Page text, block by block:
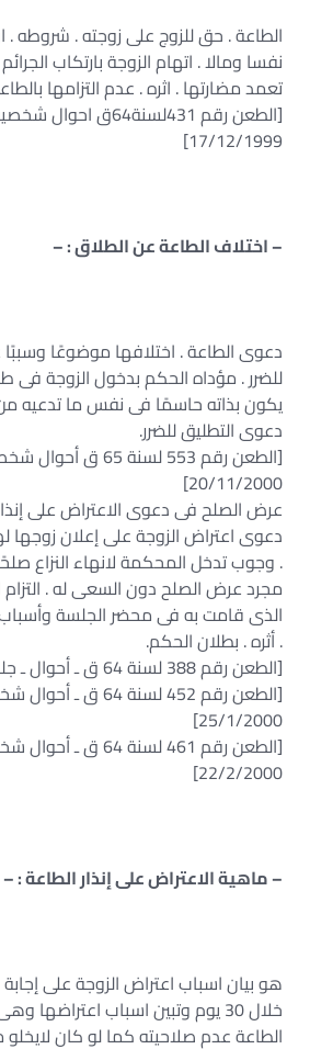
الطاعة . حق للزوج على زوجته . شروطه .
نفسا ومالا . اتهام الزوجة بارتكاب
تعمد مضارتها . اثره . عدم التزامها
[الطعن رقم 431لسنة64ق
17/12/1999]
– اختلاف الطاعة عن الطلاق : –
دعوى الطاعة . اختلافها موضوعًا
للضرر . مؤداه الحكم بدخول الزوجة فى
يكون بذاته حاسمًا فى نفس ما تدعيه
دعوى التطليق للضرر.
[الطعن رقم 553 لسنة 65
20/11/2000]
عرض الصلح فى دعوى الاعتراض على
دعوى اعتراض الزوجة على إعلان زوجها
. وجوب تدخل المحكمة لانهاء النزاع
مجرد عرض الصلح دون السعى له . التزام
الذى قامت به فى محضر الجلسة
. أثره . بطلان الحكم.
[الطعن رقم 388 لسنة 64 ق ـ أحوال ـ جلسة 16/11/1999]
[الطعن رقم 452 لسنة 64
25/1/2000]
[الطعن رقم 461 لسنة 64
22/2/2000]
– ماهية الاعتراض على إنذار الطاعة : –
هو بيان اسباب اعتراض الزوجة على إجابة
خلال 30 يوم وتبين اسباب
الطاعة عدم صلاحيته كما لو كان